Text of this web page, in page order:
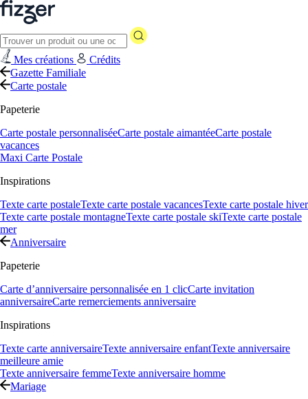
Mes créations
Crédits
Gazette Familiale
Carte postale
Papeterie
Carte postale personnaliséeCarte postale aimantéeCarte postale
vacances
Maxi Carte Postale
Inspirations
Texte carte postaleTexte carte postale vacancesTexte carte postale hiver
Texte carte postale montagneTexte carte postale skiTexte carte postale
mer
Anniversaire
Papeterie
Carte d’anniversaire personnalisée en 1 clicCarte invitation
anniversaireCarte remerciements anniversaire
Inspirations
Texte carte anniversaireTexte anniversaire enfantTexte anniversaire
meilleure amie
Texte anniversaire femmeTexte anniversaire homme
Mariage